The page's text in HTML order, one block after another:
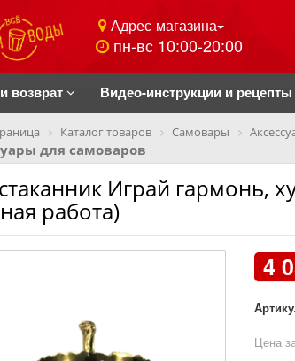
Адрес магазина
пн-вс 10:00-20:00
возврат Видео-инструкции и рецепты
Каталог товаров Самовары
для самоваров
Играй гармонь,
работа)
4
Цена